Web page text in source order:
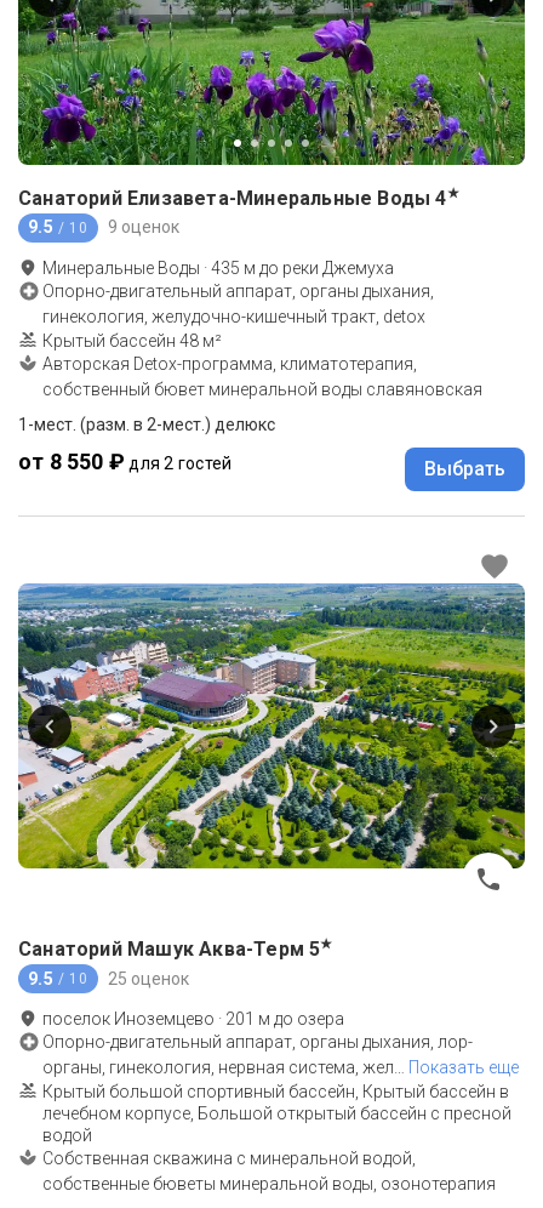
Санаторий Елизавета-Минеральные Воды 4★
9.5 / 10 9 оценок
Минеральные Воды ·435 м до реки Джемуха
Опорно-двигательный аппарат, органы дыхания,
гинекология, желудочно-кишечный тракт, detox
Крытый бассейн 48 м²
Авторская Detox-программа, климатотерапия,
собственный бювет минеральной воды славяновская
1-мест. (разм. в 2-мест.) делюкс
от 8 550 ₽ для 2 гостей Выбрать
Санаторий Машук Аква-Терм 5★
9.5 / 10 25 оценок
поселок Иноземцево · 201 м до озера
Опорно-двигательный аппарат, органы дыхания, лор-
органы, гинекология, нервная система, жел… Показать еще
Крытый большой спортивный бассейн, Крытый бассейн в
лечебном корпусе, Большой открытый бассейн с пресной
водой
Собственная скважина с минеральной водой,
собственные бюветы минеральной воды, озонотерапия